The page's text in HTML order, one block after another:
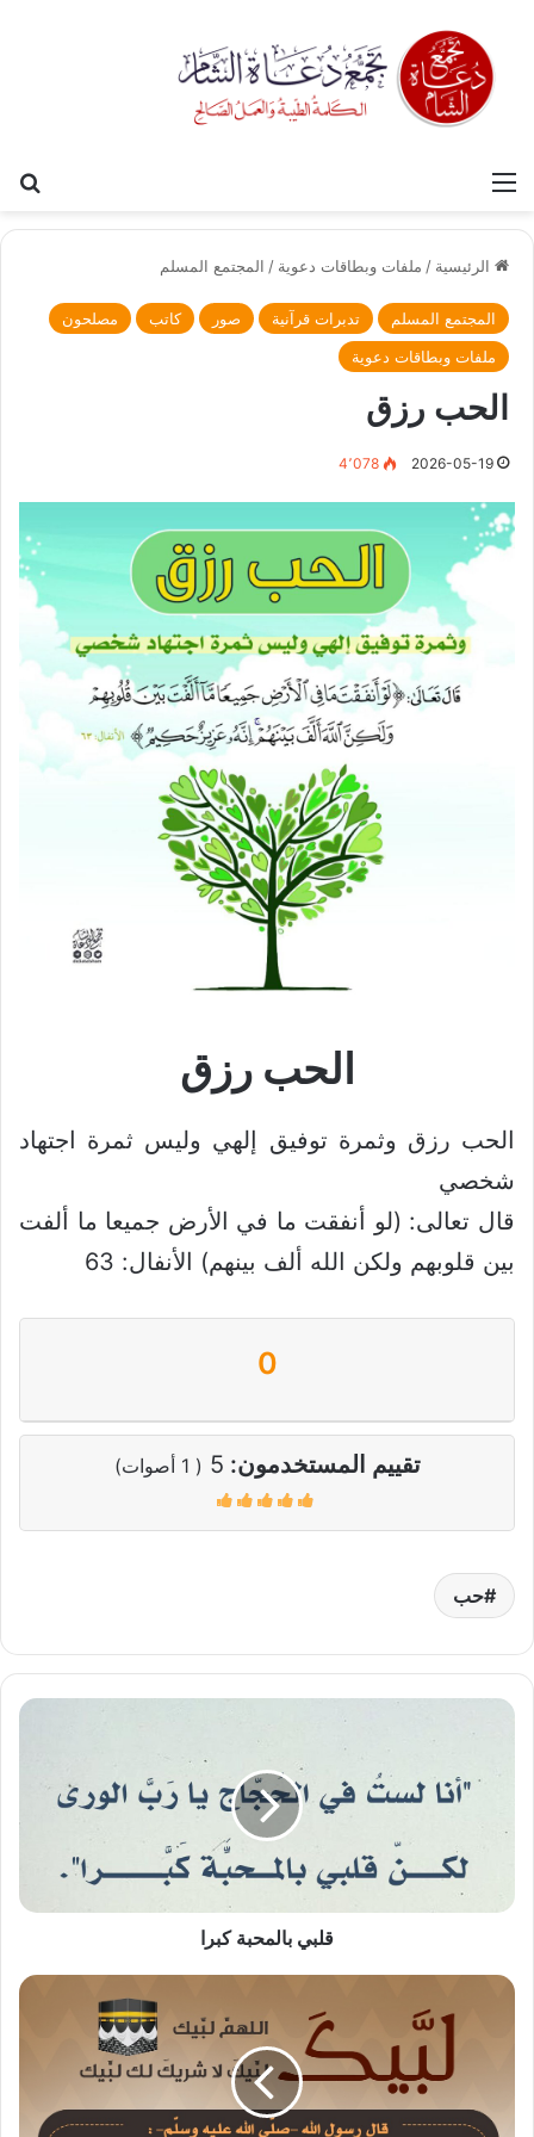
القائمة
الرئيسية / ملفات وبطاقات دعوية / المجتمع المسلم
المجتمع المسلم تدبرات قرآنية صور كاتب
مصلحون
ملفات وبطاقات دعوية
الحب رزق
2026-05-19 4٬078
الحب رزق
الحب رزق وثمرة توفيق إلهي وليس ثمرة اجتهاد
شخصي
قال تعالى: (لو أنفقت ما في الأرض جميعا ما ألفت
بين قلوبهم ولكن الله ألف بينهم) الأنفال: 63
0
تقييم المستخدمون: 5
(
1 أصوات)
حب
قلبي
بالمحبة
قلبي بالمحبة كبرا
لبيك
شريك